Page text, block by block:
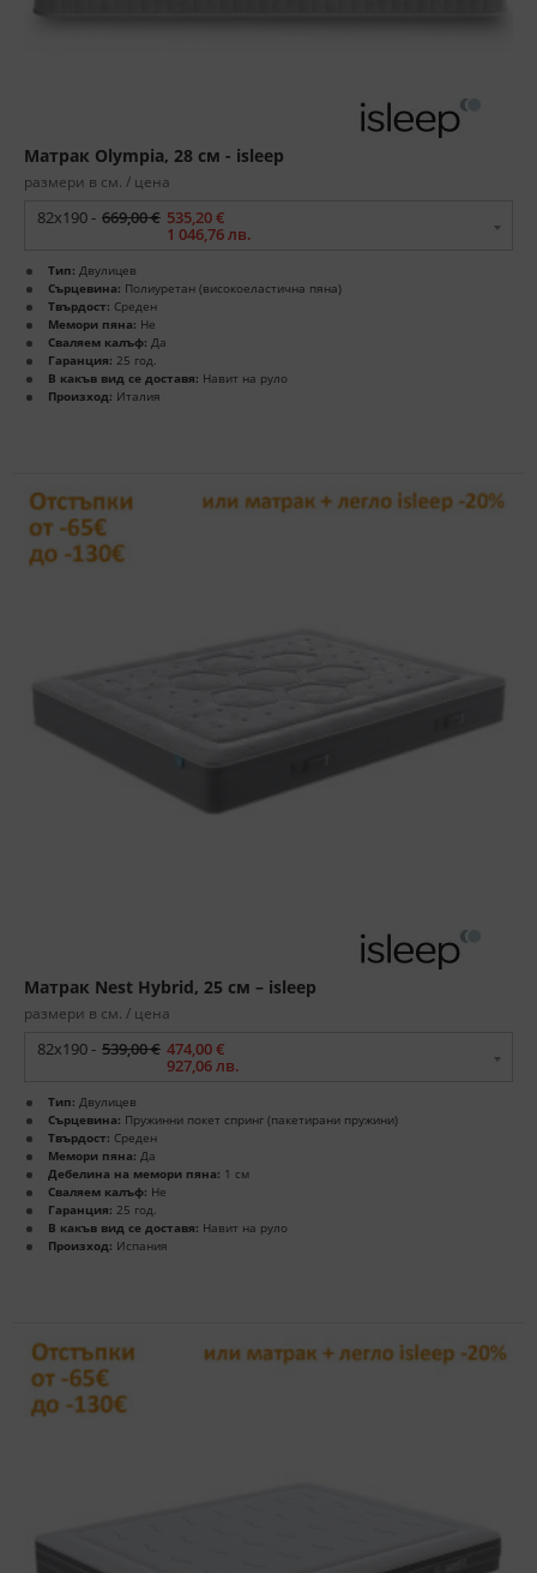
Матрак Olympia, 28 см - isleep
размери в см. / цена
82x190 - 669,00 € 535,20 €
1 046,76 лв.
Тип: Двулицев
Сърцевина: Полиуретан (високоеластична пяна)
Твърдост: Среден
Мемори пяна: Не
Сваляем калъф: Да
Гаранция: 25 год.
В какъв вид се доставя: Навит на руло
Произход: Италия
Матрак Nest Hybrid, 25 см – isleep
размери в см. / цена
82x190 - 539,00 € 474,00 €
927,06 лв.
Тип: Двулицев
Сърцевина: Пружинни покет спринг (пакетирани пружини)
Твърдост: Среден
Мемори пяна: Да
Дебелина на мемори пяна: 1 см
Сваляем калъф: Не
Гаранция: 25 год.
В какъв вид се доставя: Навит на руло
Произход: Испания